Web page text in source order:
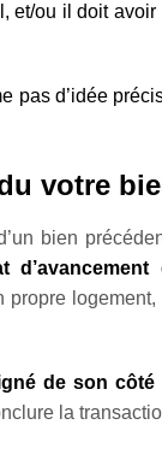
et/ou il doit avoir
pas d’idée
votre
bien
propre
de son
la